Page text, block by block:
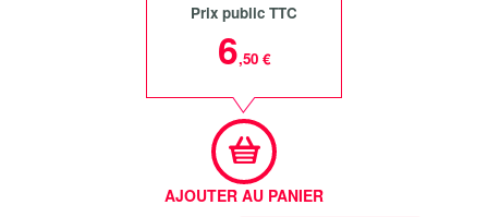
Prix public TTC
6,50 €
AJOUTER AU PANIER